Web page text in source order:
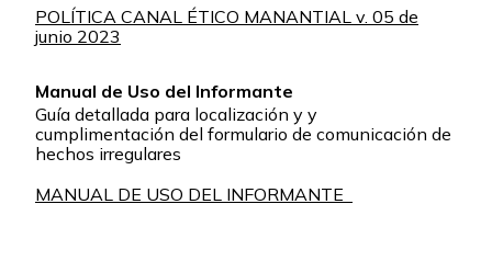
POLÍTICA CANAL ÉTICO MANANTIAL v. 05 de
junio 2023
Manual de Uso del Informante
Guía detallada para localización y y
cumplimentación del formulario de comunicación de
hechos irregulares
MANUAL DE USO DEL INFORMANTE